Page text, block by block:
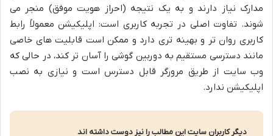
مدارک نیاز دارند و به یک نتیجه (احراز هویت موفق) منجر می
شوند. تفاوت اصلی در تجربه کاربری است: اپلیکیشن معمولاً رابط
کاربری روان تر و بهینه تری دارد و ممکن است قابلیت های خاصی
مانند دسترسی مستقیم به دوربین گوشی را آسان تر کند، در حالی که
وب سایت از طریق مرورگر قابل دسترس است و نیازی به نصب
اپلیکیشن ندارد.
دیگر کاربران سایت این مطالب را نیز دوست داشته اند